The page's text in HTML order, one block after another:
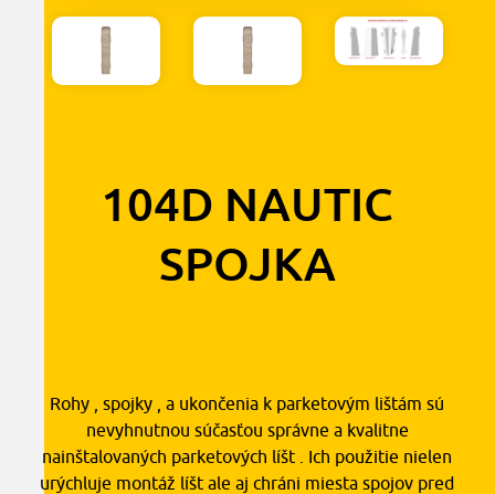
104D NAUTIC
SPOJKA
Rohy , spojky , a ukončenia k parketovým lištám sú
nevyhnutnou súčasťou správne a kvalitne
nainštalovaných parketových líšt . Ich použitie nielen
urýchluje montáž líšt ale aj chráni miesta spojov pred